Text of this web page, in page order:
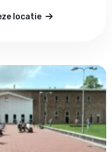
locatie